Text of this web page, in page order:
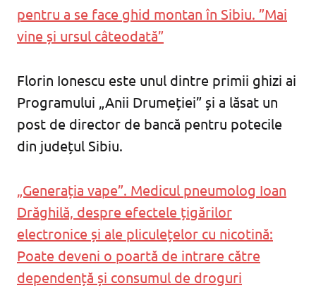
pentru a se face ghid montan în Sibiu. ”Mai
vine și ursul câteodată”
Florin Ionescu este unul dintre primii ghizi ai
Programului „Anii Drumeției” și a lăsat un
post de director de bancă pentru potecile
din județul Sibiu.
„Generația vape”. Medicul pneumolog Ioan
Drăghilă, despre efectele țigărilor
electronice și ale pliculețelor cu nicotină:
Poate deveni o poartă de intrare către
dependență și consumul de droguri